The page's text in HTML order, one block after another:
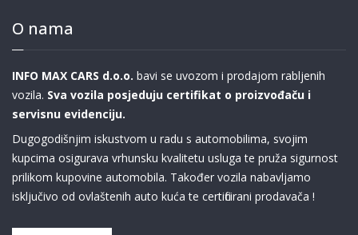
O nama
INFO MAX CARS d.o.o. bavi se uvozom i prodajom rabljenih
vozila. Sva vozila posjeduju certifikat o proizvođaču i
servisnu evidenciju.
Dugogodišnjim iskustvom u radu s automobilima, svojim
kupcima osigurava vrhunsku kvalitetu usluga te pruža sigurnost
prilikom kupovine automobila. Također vozila nabavljamo
isključivo od ovlaštenih auto kuća te certificirani prodavača !